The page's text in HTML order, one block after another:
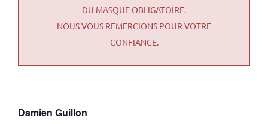
DU MASQUE OBLIGATOIRE.
NOUS VOUS REMERCIONS POUR VOTRE
CONFIANCE.
Damien Guillon